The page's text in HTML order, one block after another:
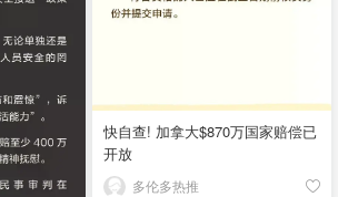
快自查! 加拿大$870万国家赔偿已
开放
多伦多热推